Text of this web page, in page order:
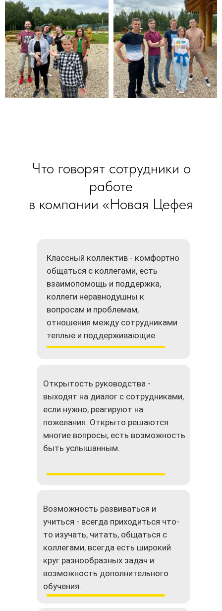
Что говорят сотрудники о
работе
в компании «Новая Цефея
Классный коллектив - комфортно
общаться с коллегами, есть
взаимопомощь и поддержка,
коллеги неравнодушны к
вопросам и проблемам,
отношения между сотрудниками
теплые и поддерживающие.
Возможность развиваться и
учиться - всегда приходиться что-
то изучать, читать, общаться с
коллегами, всегда есть широкий
круг разнообразных задач и
возможность дополнительного
обучения.
Открытость руководства -
выходят на диалог с сотрудниками,
если нужно, реагируют на
пожелания. Открыто решаются
многие вопросы, есть возможность
быть услышанным.